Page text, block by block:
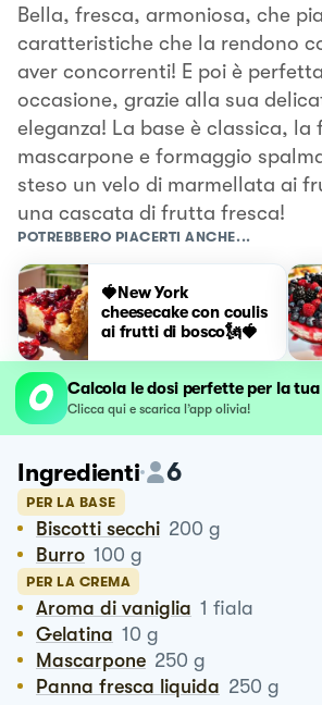
Bella, fresca, armoniosa, che
caratteristiche che la rendono
aver concorrenti! E poi è
occasione, grazie alla sua
eleganza! La base è classica, la
mascarpone e formaggio
steso un velo di marmellata ai
una cascata di frutta fresca!
POTREBBERO PIACERTI ANCHE...
🍓New York
cheesecake con coulis
ai frutti di bosco🗽🍓
Calcola le dosi perfette per la
Clicca qui e scarica l’app olivia!
Ingredienti 6
PER LA BASE
Biscotti secchi 200 g
Burro 100 g
PER LA CREMA
Aroma di vaniglia 1 fiala
Gelatina 10 g
Mascarpone 250 g
Panna fresca liquida 250 g